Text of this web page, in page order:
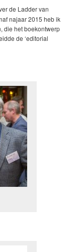
de Ladder van
najaar 2015 heb ik
die het boekontwerp
de ‘editorial